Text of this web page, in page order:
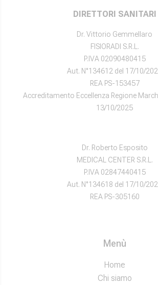
DIRETTORI SANITARI
Dr. Vittorio Gemmellaro
FISIORADI S.R.L.
P.IVA 02090480415
Aut. N°134612 del 17/10/
REA PS-153457
Accreditamento Eccellenza Regione
13/10/2025
Dr. Roberto Esposito
MEDICAL CENTER S.R.L.
P.IVA 02847440415
Aut. N°134618 del 17/10/
REA PS-305160
Menù
Home
Chi siamo